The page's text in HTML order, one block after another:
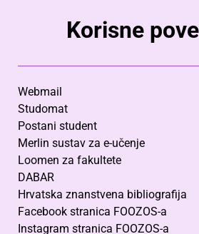
Korisne
Webmail
Studomat
Postani student
Merlin sustav za e-učenje
Loomen za fakultete
DABAR
Hrvatska znanstvena bibliografija
Facebook stranica FOOZOS-a
Instagram stranica FOOZOS-a